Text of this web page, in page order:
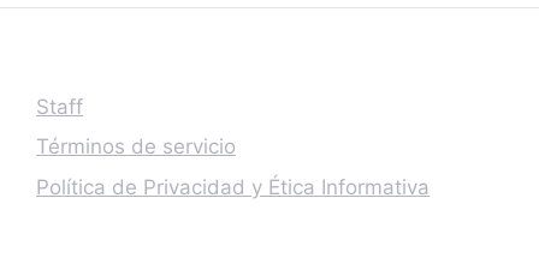
Staff
Términos de servicio
Política de Privacidad y Ética Informativa